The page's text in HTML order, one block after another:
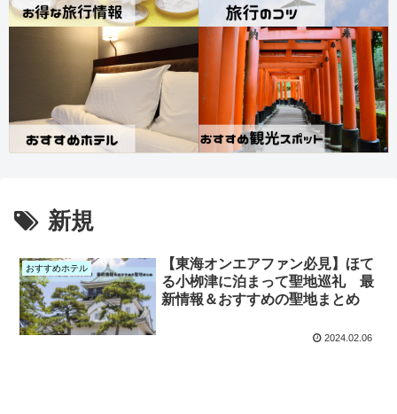
新規
おすすめホテル
【東海オンエアファン必見】ほて
る小栁津に泊まって聖地巡礼 最
新情報＆おすすめの聖地まとめ
2024.02.06